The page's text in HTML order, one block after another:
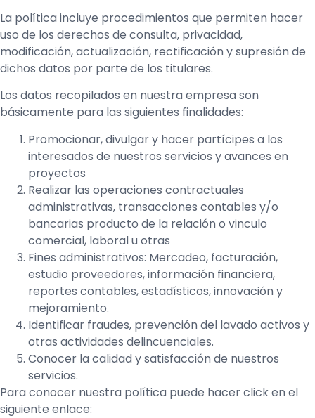
La política incluye procedimientos que permiten hacer
uso de los derechos de consulta, privacidad,
modificación, actualización, rectificación y supresión de
dichos datos por parte de los titulares.
Los datos recopilados en nuestra empresa son
básicamente para las siguientes finalidades:
Promocionar, divulgar y hacer partícipes a los
interesados de nuestros servicios y avances en
proyectos
Realizar las operaciones contractuales
administrativas, transacciones contables y/o
bancarias producto de la relación o vinculo
comercial, laboral u otras
Fines administrativos: Mercadeo, facturación,
estudio proveedores, información financiera,
reportes contables, estadísticos, innovación y
mejoramiento.
Identificar fraudes, prevención del lavado activos y
otras actividades delincuenciales.
Conocer la calidad y satisfacción de nuestros
servicios.
Para conocer nuestra política puede hacer click en el
siguiente enlace: